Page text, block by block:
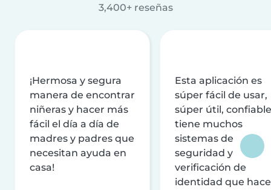
3,400+ reseñas
¡Hermosa y segura
manera de encontrar
niñeras y hacer más
fácil el día a día de
madres y padres que
necesitan ayuda en
casa!
Esta aplicación es
súper fácil de usar,
súper útil,
tiene muchos
sistemas de
seguridad y
verificación de
identidad que